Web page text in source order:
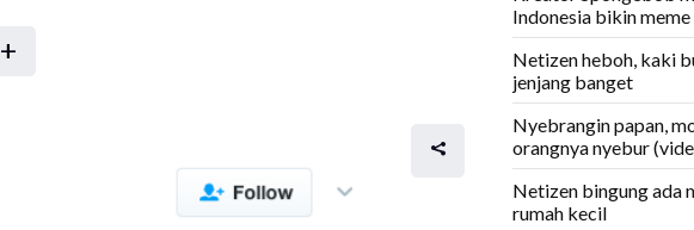
+
Indonesia bikin
Netizen heboh, kaki
jenjang banget
Nyebrangin papan,
orangnya nyebur
Netizen bingung ada
rumah kecil